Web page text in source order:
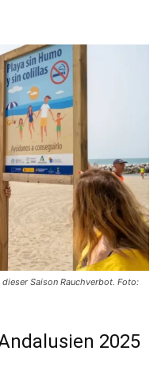
Saison Rauchverbot. Foto:
2025